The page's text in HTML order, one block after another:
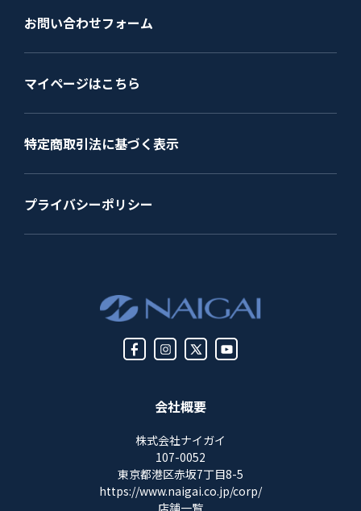
会社概要
株式会社ナイガイ
107-0052
東京都港区赤坂7丁目8-5
https://www.naigai.co.jp/corp/
お問い合わせフォーム
マイページはこちら
特定商取引法に基づく表示
プライバシーポリシー